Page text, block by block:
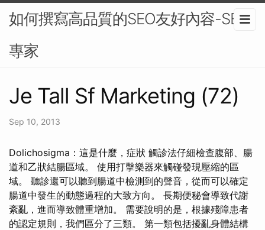
如何撰寫高品質的SEO友好內容-SEO
專家
Je Tall Sf Marketing (72)
Sep 10, 2013
Dolichosigma：這是什麼，症狀 觸診法仔細檢查腹部、腸
道和乙狀結腸區域。 使用打擊樂器來觸碰發現壓縮的區
域。 聽診還可以聽到腸道中檢測到的聲音，從而可以確定
腸道中發生的動態過程的大致方向。 長期便秘會導致代謝
紊亂，進而導致體重增加。 需要說明的是，根據殘障患者
的認定規則，我們區分了三類。 第一類包括擾亂身體結構